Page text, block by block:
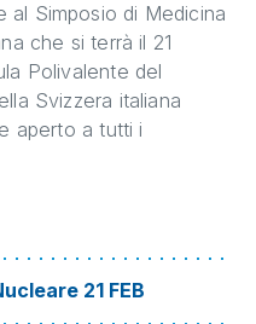
al Simposio di Medicina
che si terrà il 21
Polivalente del
Svizzera italiana
aperto a tutti i
21 FEB